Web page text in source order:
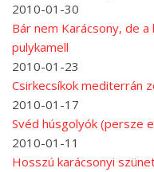
2010-01-30
Bár nem Karácsony, de
pulykamell
2010-01-23
Csirkecsíkok mediterrán
2010-01-17
Svéd húsgolyók (persze
2010-01-11
Hosszú karácsonyi